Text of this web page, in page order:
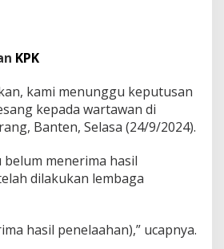
KPK
kami menunggu keputusan
kepada wartawan di
Banten, Selasa (24/9/2024).
belum menerima hasil
dilakukan lembaga
hasil penelaahan),” ucapnya.